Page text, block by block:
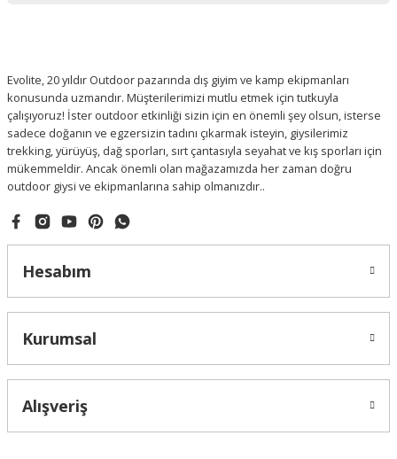
Evolite, 20 yıldır Outdoor pazarında dış giyim ve kamp ekipmanları
konusunda uzmandır. Müşterilerimizi mutlu etmek için tutkuyla
çalışıyoruz! İster outdoor etkinliği sizin için en önemli şey olsun, isterse
sadece doğanın ve egzersizin tadını çıkarmak isteyin, giysilerimiz
trekking, yürüyüş, dağ sporları, sırt çantasıyla seyahat ve kış sporları için
mükemmeldir. Ancak önemli olan mağazamızda her zaman doğru
outdoor giysi ve ekipmanlarına sahip olmanızdır..
Hesabım
Kurumsal
Alışveriş